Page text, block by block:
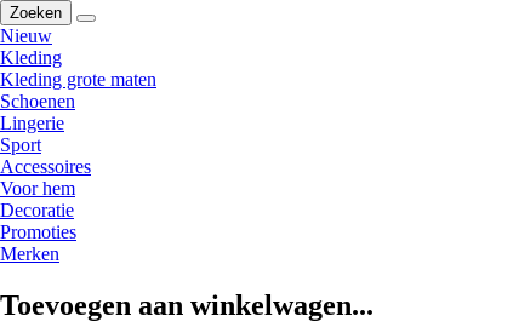
Zoeken
Nieuw
Kleding
Kleding grote maten
Schoenen
Lingerie
Sport
Accessoires
Voor hem
Decoratie
Promoties
Merken
Toevoegen aan winkelwagen...